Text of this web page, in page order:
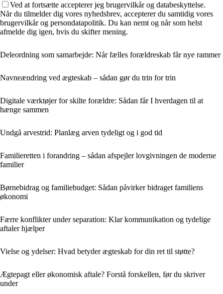
Ved at fortsætte accepterer jeg brugervilkår og databeskyttelse.
Når du tilmelder dig vores nyhedsbrev, accepterer du samtidig vores
brugervilkår og persondatapolitik. Du kan nemt og når som helst
afmelde dig igen, hvis du skifter mening.
Deleordning som samarbejde: Når fælles forældreskab får nye rammer
Navneændring ved ægteskab – sådan gør du trin for trin
Digitale værktøjer for skilte forældre: Sådan får I hverdagen til at
hænge sammen
Undgå arvestrid: Planlæg arven tydeligt og i god tid
Familieretten i forandring – sådan afspejler lovgivningen de moderne
familier
Børnebidrag og familiebudget: Sådan påvirker bidraget familiens
økonomi
Færre konflikter under separation: Klar kommunikation og tydelige
aftaler hjælper
Vielse og ydelser: Hvad betyder ægteskab for din ret til støtte?
Ægtepagt eller økonomisk aftale? Forstå forskellen, før du skriver
under